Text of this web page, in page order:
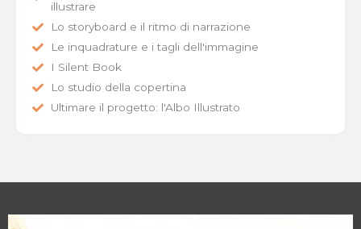
illustrare
Lo storyboard e il ritmo di narrazione
Le inquadrature e i tagli dell'immagine
I Silent Book
Lo studio della copertina
Ultimare il progetto: l'Albo Illustrato